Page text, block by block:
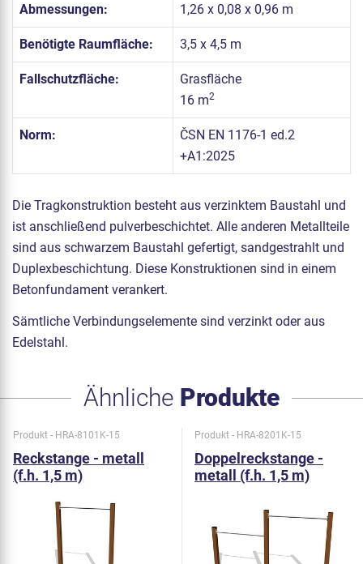
Abmessungen: 1,26 x 0,08 x 0,96 m
Benötigte Raumfläche: 3,5 x 4,5 m
Fallschutzfläche:
Grasfläche
16 m2
Norm:
ČSN EN 1176-1 ed.2
+A1:2025
Die Tragkonstruktion besteht aus verzinktem Baustahl und
ist anschließend pulverbeschichtet. Alle anderen Metallteile
sind aus schwarzem Baustahl gefertigt, sandgestrahlt und
Duplexbeschichtung. Diese Konstruktionen sind in einem
Betonfundament verankert.
Sämtliche Verbindungselemente sind verzinkt oder aus
Edelstahl.
Ähnliche Produkte
Produkt - HRA-8101K-15
Reckstange - metall
(f.h. 1,5 m)
Produkt - HRA-8201K-15
Doppelreckstange -
metall (f.h. 1,5 m)